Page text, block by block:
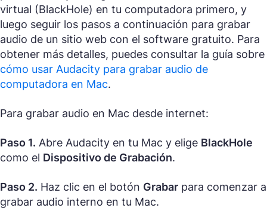
virtual (BlackHole) en tu computadora primero, y
luego seguir los pasos a continuación para grabar
audio de un sitio web con el software gratuito. Para
obtener más detalles, puedes consultar la guía sobre
cómo usar Audacity para grabar audio de
computadora en Mac.
Para grabar audio en Mac desde internet:
Paso 1. Abre Audacity en tu Mac y elige BlackHole
como el Dispositivo de Grabación.
Paso 2. Haz clic en el botón Grabar para comenzar a
grabar audio interno en tu Mac.